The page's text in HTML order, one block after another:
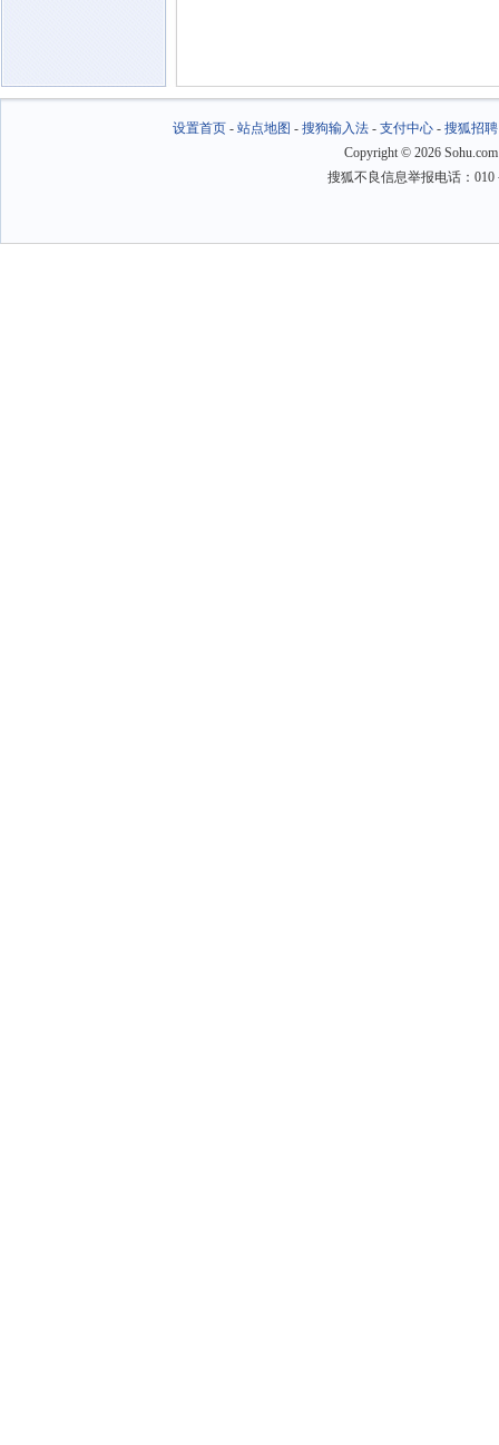
设置首页- 站点地图 - 搜狗输入法- 支付中心- 搜狐招聘
Copyright © 2026
搜狐不良信息举报电话：010